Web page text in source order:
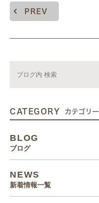
PREV
CATEGORY カテゴリー
BLOG
ブログ
NEWS
新着情報一覧